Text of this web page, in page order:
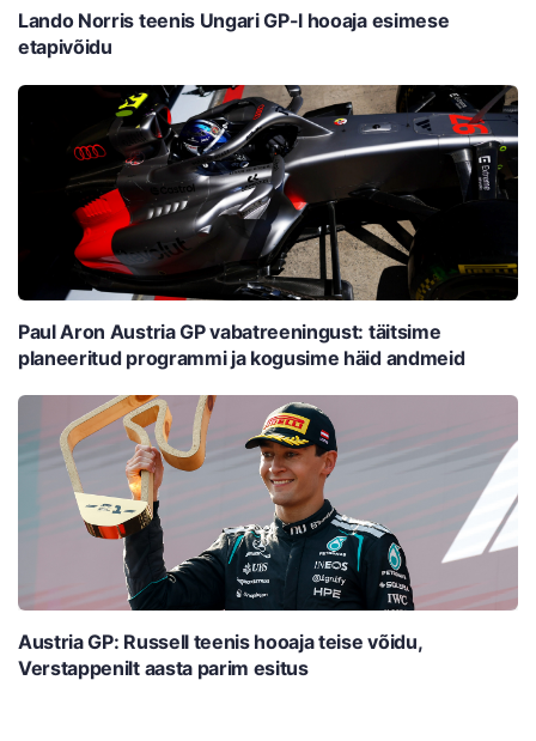
Lando Norris teenis Ungari GP-l hooaja esimese
etapivõidu
Paul Aron Austria GP vabatreeningust: täitsime
planeeritud programmi ja kogusime häid andmeid
Austria GP: Russell teenis hooaja teise võidu,
Verstappenilt aasta parim esitus